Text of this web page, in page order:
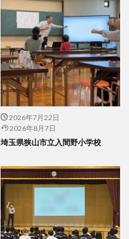
2026年7月22日
2026年8月7日
埼玉県狭山市立入間野小学校